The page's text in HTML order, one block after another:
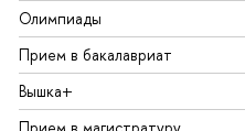
Олимпиады
Прием в бакалавриат
Вышка+